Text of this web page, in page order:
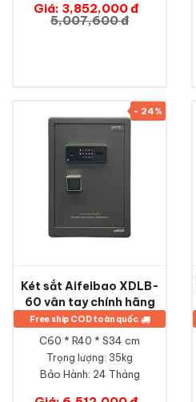
Giá: 3,852,000 đ
5,007,600 đ
- 24%
Két sắt Aifeibao XDLB-
60 vân tay chính hãng
Free ship COD toàn quốc
C60 * R40 * S34 cm
Trọng lượng: 35kg
Bảo Hành: 24 Tháng